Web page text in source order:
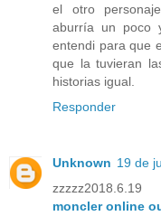
el otro
aburría un poco
entendi para que
que la tuvieran
historias igual.
Responder
Unknown 19 de
zzzzz2018.6.19
moncler online